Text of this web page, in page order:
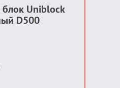
блок Uniblock
D500